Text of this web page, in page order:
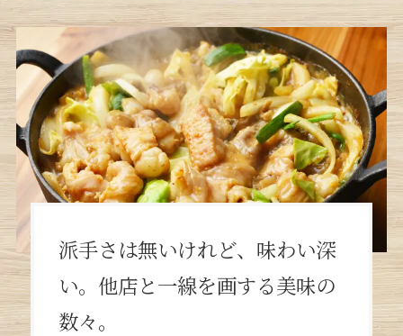
派手さは無いけれど、味わい深
い。他店と一線を画する美味の
数々。